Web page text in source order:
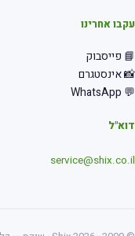
אחרינו
פייסבוק
אינסטגרם
💬